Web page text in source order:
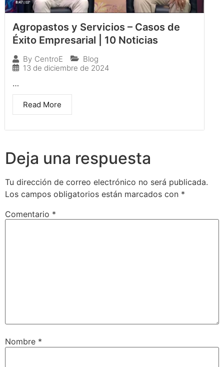
Agropastos y Servicios – Casos de
Éxito Empresarial | 10 Noticias
By CentroE
Blog
13 de diciembre de 2024
…
Read More
Deja una respuesta
Tu dirección de correo electrónico no será publicada.
Los campos obligatorios están marcados con *
Comentario *
Nombre *